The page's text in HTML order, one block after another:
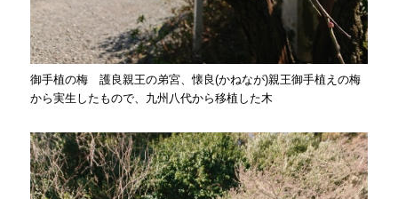
御手植の梅 護良親王の弟宮、懐良(かねなが)親王御手植えの梅
から実生したもので、九州八代から移植した木